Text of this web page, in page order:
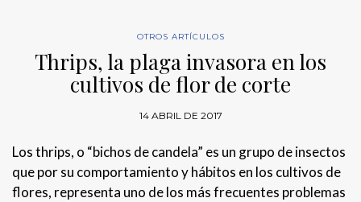
OTROS ARTÍCULOS
Thrips, la plaga invasora en los
cultivos de flor de corte
14 ABRIL DE 2017
Los thrips, o “bichos de candela” es un grupo de insectos
que por su comportamiento y hábitos en los cultivos de
flores, representa uno de los más frecuentes problemas